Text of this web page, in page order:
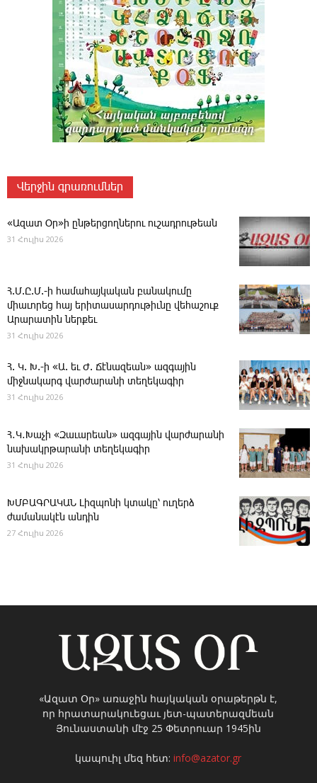
Վերջին գրառումներ
«Ազատ Օր»ի ընթերցողներու ուշադրութեան
31 Հուլիս 2026
Հ.Մ.Ը.Մ.-ի համահայկական բանակումը
միաւորեց հայ երիտասարդութիւնը վեհաշուք
Արարատին ներքեւ
31 Հուլիս 2026
Հ. Կ. Խ.-ի «Ա. եւ Ժ. ­Ճէնազեան» ազգային
միջնակարգ վարժարանի տեղեկագիր
31 Հուլիս 2026
Հ․Կ․Խաչի «Զաւարեան» ազգային վարժարանի
նախակրթարանի տեղեկագիր
31 Հուլիս 2026
ԽՄԲԱԳՐԱԿԱՆ ­Լիզպոնի կտակը՝ ուղերձ
ժամանակէն անդին
27 Հուլիս 2026
«Ազատ Օր» առաջին հայկական օրաթերթն է,
որ հրատարակուեցաւ յետ-պատերազմեան
Յունաստանի մէջ 25 Փետրուար 1945ին
կապուիլ մեզ հետ:info@azator.gr